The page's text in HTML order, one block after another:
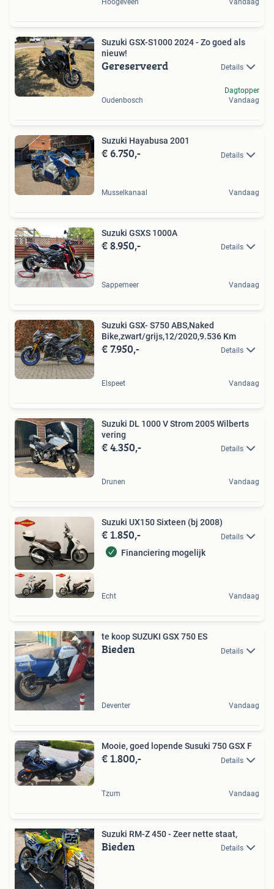
Hoogeveen Vandaag
Suzuki GSX-S1000 2024 - Zo goed als
nieuw!
Gereserveerd Details
Oudenbosch
Dagtopper
Vandaag
Suzuki Hayabusa 2001
€ 6.750,- Details
Musselkanaal Vandaag
Suzuki GSXS 1000A
€ 8.950,- Details
Sappemeer Vandaag
Suzuki GSX- S750 ABS,Naked
Bike,zwart/grijs,12/2020,9.536 Km
€ 7.950,- Details
Elspeet Vandaag
Suzuki DL 1000 V Strom 2005 Wilberts
vering
€ 4.350,- Details
Drunen Vandaag
Suzuki UX150 Sixteen (bj 2008)
€ 1.850,- Details
Financiering mogelijk
Echt Vandaag
te koop SUZUKI GSX 750 ES
Bieden Details
Deventer Vandaag
Mooie, goed lopende Susuki 750 GSX F
€ 1.800,- Details
Tzum Vandaag
Suzuki RM-Z 450 - Zeer nette staat,
Bieden Details